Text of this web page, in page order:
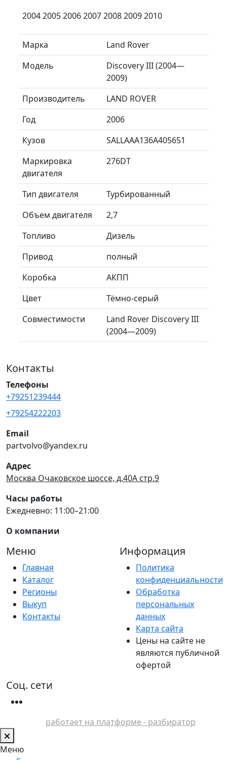
2004 2005 2006 2007 2008 2009 2010
Марка
Land Rover
Модель
Discovery III (2004—
2009)
Производитель
LAND ROVER
Год
2006
Кузов
SALLAAA136A405651
Маркировка
двигателя
276DT
Тип двигателя
Турбированный
Объем двигателя
2,7
Топливо
Дизель
Привод
полный
Коробка
АКПП
Цвет
Тёмно-серый
Совместимости
Land Rover Discovery III
(2004—2009)
Контакты
Телефоны
+79251239444
+79254222203
Email
partvolvo@yandex.ru
Адрес
Москва Очаковское шоссе, д.40А стр.9
Часы работы
Ежедневно: 11:00–21:00
О компании
Меню
Главная
Каталог
Регионы
Выкуп
Контакты
Информация
Политика
конфиденциальности
Обработка
персональных
данных
Карта сайта
Цены на сайте не
являются публичной
офертой
Соц. сети
работает на платформе - разбиратор
Меню